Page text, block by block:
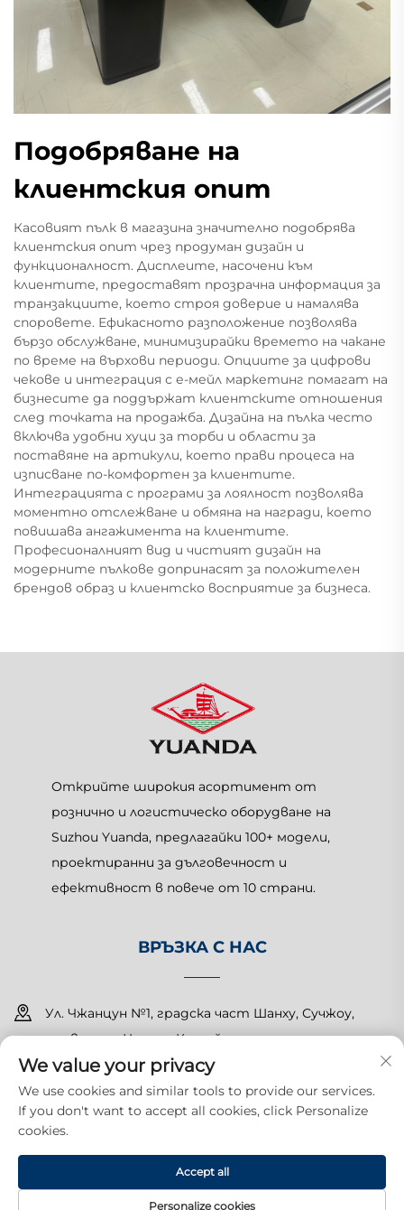
Подобряване на
клиентския опит
Касовият пълк в магазина значително подобрява
клиентския опит чрез продуман дизайн и
функционалност. Дисплеите, насочени към
клиентите, предоставят прозрачна информация за
транзакциите, което строя доверие и намалява
споровете. Ефикасното разположение позволява
бързо обслужване, минимизирайки времето на чакане
по време на върхови периоди. Опциите за цифрови
чекове и интеграция с е-мейл маркетинг помагат на
бизнесите да поддържат клиентските отношения
след точката на продажба. Дизайна на пълка често
включва удобни хуци за торби и области за
поставяне на артикули, което прави процеса на
изписване по-комфортен за клиентите.
Интеграцията с програми за лоялност позволява
моментно отслежване и обмяна на награди, което
повишава ангажимента на клиентите.
Професионалният вид и чистият дизайн на
модерните пълкове допринасят за положителен
брендов образ и клиентско восприятие за бизнеса.
Открийте широкия асортимент от
рознично и логистическо оборудване на
Suzhou Yuanda, предлагайки 100+ модели,
проектиранни за дълговечност и
ефективност в повече от 10 страни.
ВРЪЗКА С НАС
Ул. Чжанцун №1, градска част Шанху, Сучжоу,
провинция Цзянсу, Китай
+86-15150179453
[email protected]
Всички права запазени. Copyright © 2025 Suzhou Yuanda
Commercial Products Co., Ltd.
We value your privacy
We use cookies and similar tools to provide our services.
If you don't want to accept all cookies, click Personalize
cookies.
Personalize cookies
Accept all